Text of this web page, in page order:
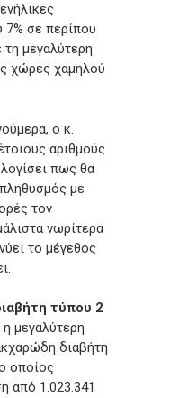
7% σε περίπου
τη μεγαλύτερη
χώρες χαμηλού
ο κ.
αριθμούς
πως θα
με
τον
νωρίτερα
το μέγεθος
τύπου 2
μεγαλύτερη
διαβήτη
οποίος
από 1.023.341